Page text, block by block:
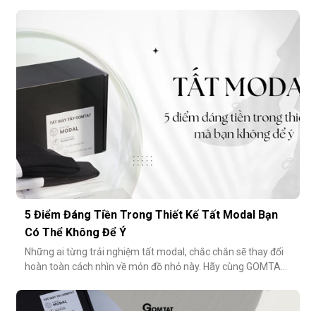
5 Điểm Đáng Tiền Trong Thiết Kế Tất Modal Bạn
Có Thể Không Để Ý
Những ai từng trải nghiệm tất modal, chắc chắn sẽ thay đổi
hoàn toàn cách nhìn về món đồ nhỏ này. Hãy cùng GOMTAT
modal cao cấp – những điều có thể bạn chưa từng để ý